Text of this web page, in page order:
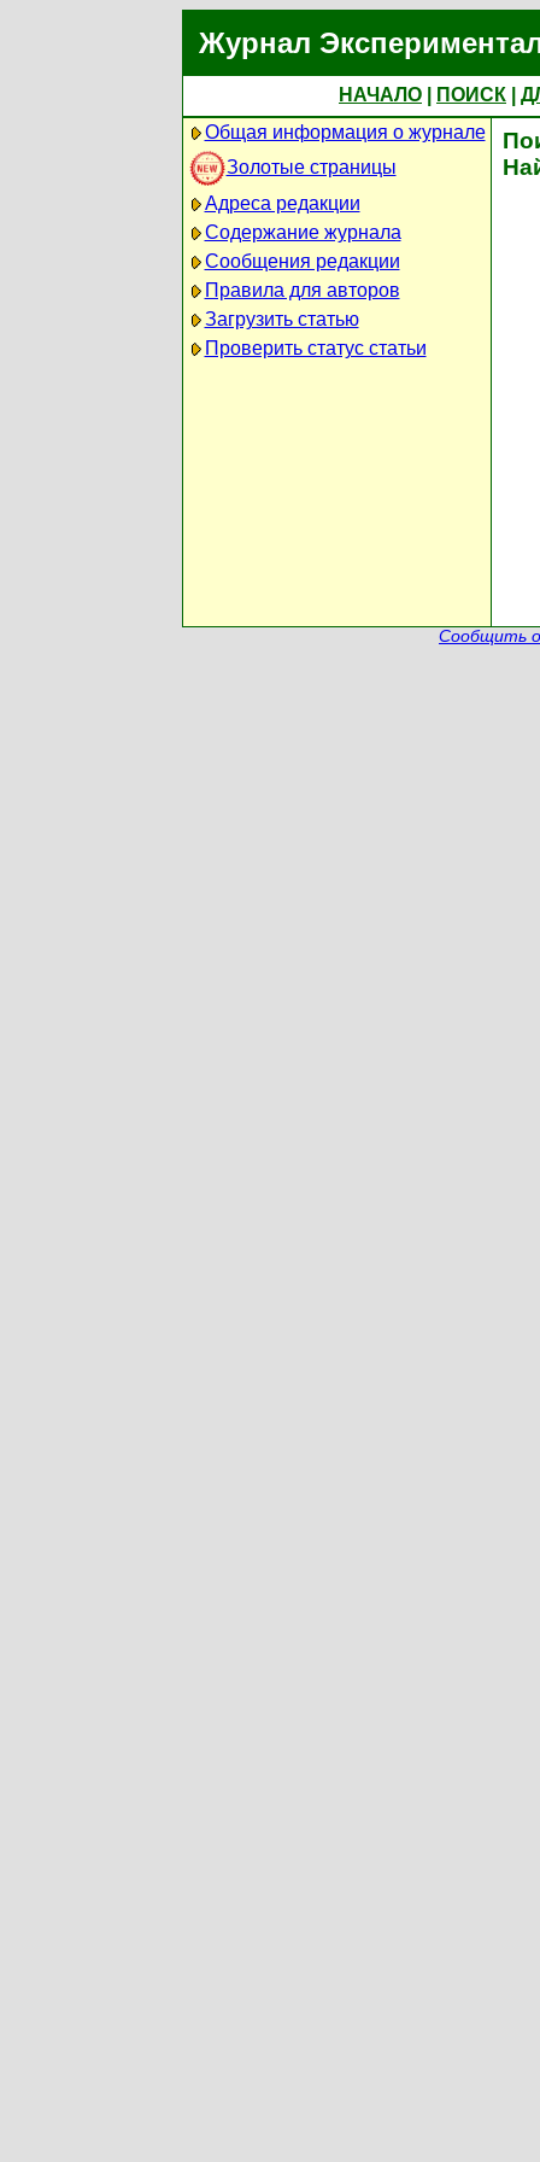
Журнал
НАЧАЛО ПОИСК
Общая информация о журнале
Золотые страницы
Адреса редакции
Содержание журнала
Сообщения редакции
Правила для авторов
Загрузить статью
Проверить статус статьи
Сообщить о